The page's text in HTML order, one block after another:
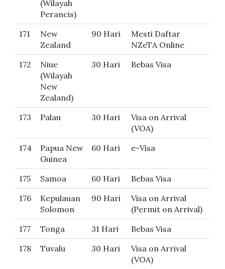
(Wilayah
Perancis)
171
New
Zealand
90 Hari
Mesti Daftar
NZeTA Online
172
Niue
(Wilayah
New
Zealand)
30 Hari Bebas Visa
173 Palau 30 Hari
Visa on Arrival
(VOA)
174
Papua New
Guinea
60 Hari e-Visa
175 Samoa 60 Hari
Bebas Visa
176
Kepulauan
Solomon
90 Hari
Visa on Arrival
(Permit on Arrival)
177
Tonga 31 Hari
Bebas Visa
178
Tuvalu 30 Hari
Visa on Arrival
(VOA)